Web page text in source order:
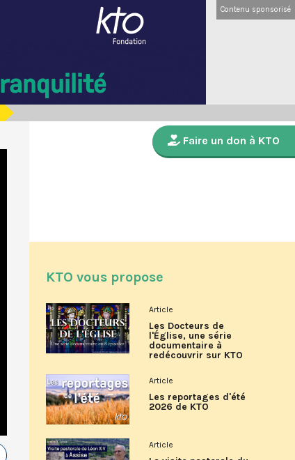
Contenu sponsorisé
Faire un don à KTO
KTO vous propose
Article
Les Docteurs de
l'Église, une série
documentaire à
redécouvrir sur KTO
Article
Les reportages d'été
2026 de KTO
Article